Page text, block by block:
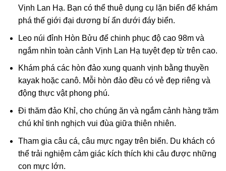
Vịnh Lan Hạ. Bạn có thể thuê dụng cụ lặn biển để khám
phá thế giới đại dương bí ẩn dưới đáy biển.
Leo núi đỉnh Hòn Bửu để chinh phục độ cao 98m và
ngắm nhìn toàn cảnh Vịnh Lan Hạ tuyệt đẹp từ trên cao.
Khám phá các hòn đảo xung quanh vịnh bằng thuyền
kayak hoặc canô. Mỗi hòn đảo đều có vẻ đẹp riêng và
động thực vật phong phú.
Đi thăm đảo Khỉ, cho chúng ăn và ngắm cảnh hàng trăm
chú khỉ tinh nghịch vui đùa giữa thiên nhiên.
Tham gia câu cá, câu mực ngay trên biển. Du khách có
thể trải nghiệm cảm giác kích thích khi câu được những
con mực lớn.